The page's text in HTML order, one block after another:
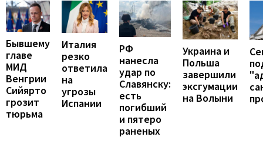
Бывшему
главе
МИД
Венгрии
Сийярто
грозит
тюрьма
Италия
резко
ответила
на
угрозы
Испании
РФ
нанесла
удар по
Славянску:
есть
погибший
и пятеро
раненых
Украина и
Польша
завершили
эксгумации
на Волыни